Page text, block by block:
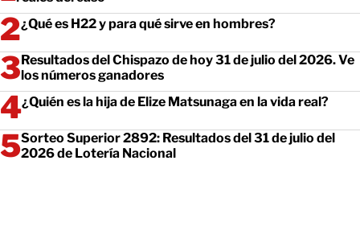
¿Qué es H22 y para qué sirve en hombres?
Resultados del Chispazo de hoy 31 de julio del 2026. Ve
los números ganadores
¿Quién es la hija de Elize Matsunaga en la vida real?
Sorteo Superior 2892: Resultados del 31 de julio del
2026 de Lotería Nacional